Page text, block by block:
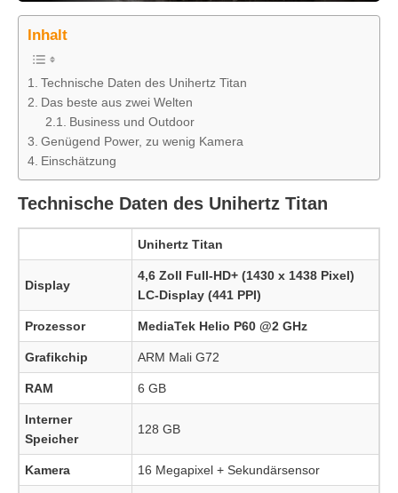
Inhalt
Technische Daten des Unihertz Titan
Das beste aus zwei Welten
Business und Outdoor
Genügend Power, zu wenig Kamera
Einschätzung
Technische Daten des Unihertz Titan
Unihertz Titan
Display
4,6 Zoll Full-HD+ (1430 x 1438 Pixel)
LC-Display (441 PPI)
Prozessor MediaTek Helio P60 @2 GHz
Grafikchip ARM Mali G72
RAM 6 GB
Interner
Speicher
128 GB
Kamera 16 Megapixel + Sekundärsensor